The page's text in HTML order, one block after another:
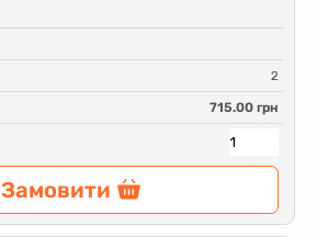
2
715.00 грн
Замовити